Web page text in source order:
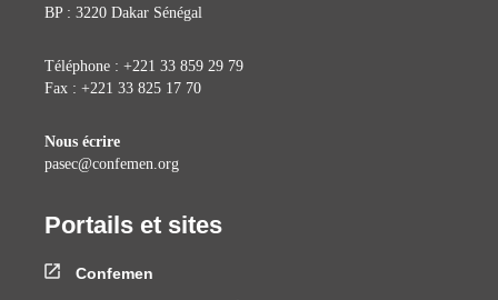
BP : 3220 Dakar Sénégal
Téléphone : +221 33 859 29 79
Fax : +221 33 825 17 70
Nous écrire
pasec@confemen.org
Portails et sites
Confemen